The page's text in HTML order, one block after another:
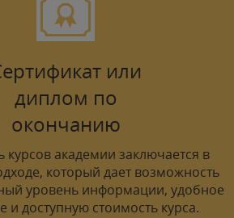
или
диплом по
окончанию
курсов академии заключается в
который дает возможность
уровень информации, удобное
и доступную стоимость курса.